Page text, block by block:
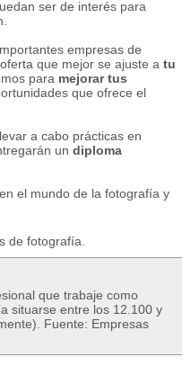
ser de interés para
empresas de
que mejor se ajuste a tu
para mejorar tus
que ofrece el
a cabo prácticas en
un diploma
el mundo de la fotografía y
de fotografía.
que trabaje como
situarse entre los 12.100 y
Fuente: Empresas